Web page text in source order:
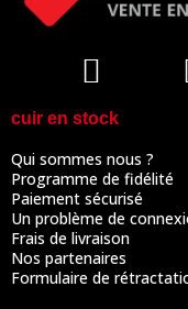
cuir en stock
Qui sommes nous ?
Programme de fidélité
Paiement sécurisé
Un problème de
Frais de livraison
Nos partenaires
Formulaire de